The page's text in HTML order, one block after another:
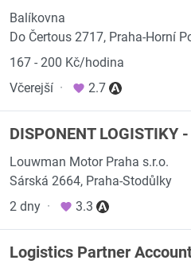
Balíkovna
Do Čertous 2717, Praha-Horní
167 - 200 Kč/hodina
Včerejší · 2.7
DISPONENT LOGISTIKY
Louwman Motor Praha s.r.o.
Sárská 2664, Praha-Stodůlky
2 dny · 3.3
Logistics Partner